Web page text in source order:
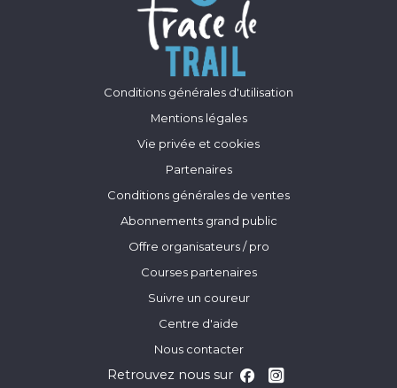
Conditions générales d'utilisation
Mentions légales
Vie privée et cookies
Partenaires
Conditions générales de ventes
Abonnements grand public
Offre organisateurs / pro
Courses partenaires
Suivre un coureur
Centre d'aide
Nous contacter
Retrouvez nous sur